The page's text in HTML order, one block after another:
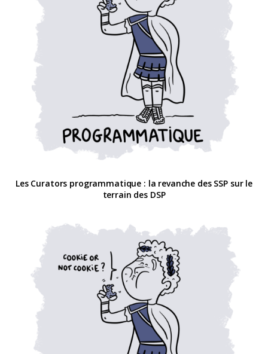
Les Curators programmatique : la revanche des SSP sur le
terrain des DSP